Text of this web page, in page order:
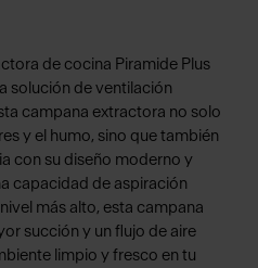
de cocina Piramide Plus
solución de ventilación
campana extractora no solo
y el humo, sino que también
con su diseño moderno y
capacidad de aspiración
más alto, esta campana
succión y un flujo de aire
limpio y fresco en tu